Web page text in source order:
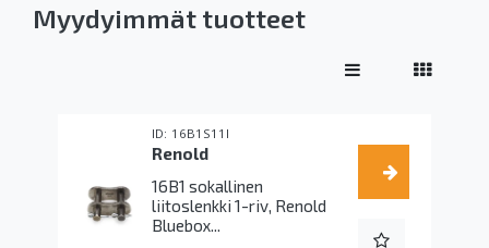
Myydyimmät tuotteet
16B1S11I
Renold
16B1 sokallinen
liitoslenkki 1-riv, Renold
Bluebox...